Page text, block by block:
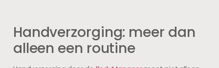
Handverzorging: meer dan
alleen een routine